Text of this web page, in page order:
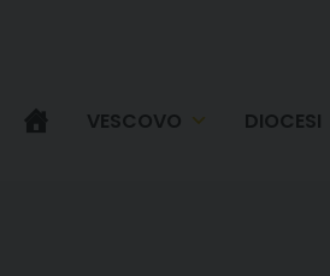
VESCOVO DIOCESI